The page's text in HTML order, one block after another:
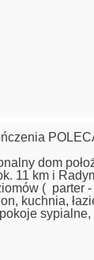
dom
11 km i
( parter
kuchnia,